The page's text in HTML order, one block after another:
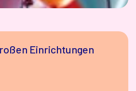
Einrichtungen